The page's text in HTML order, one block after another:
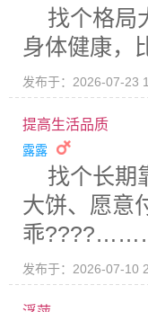
找个格局
身体健康，
发布于：2026-07-23
提高生活品质
露露
找个长期
大饼、愿意
乖
发布于：2026-07-10